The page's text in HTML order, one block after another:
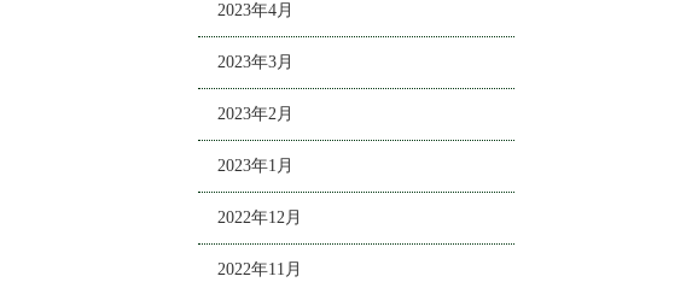
2023年4月
2023年3月
2023年2月
2023年1月
2022年12月
2022年11月